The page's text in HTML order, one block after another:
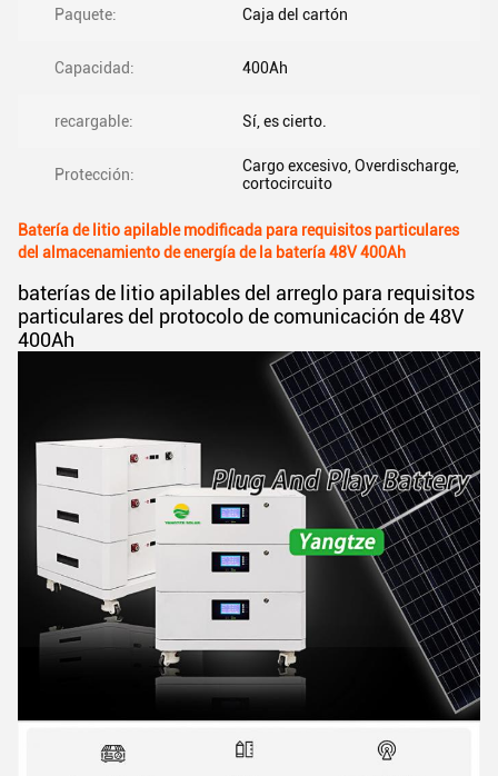
Paquete: Caja del cartón
Capacidad: 400Ah
recargable: Sí, es cierto.
Protección:
Cargo excesivo, Overdischarge,
cortocircuito
Batería de litio apilable modificada para requisitos particulares
del almacenamiento de energía de la batería 48V 400Ah
baterías de litio apilables del arreglo para requisitos
particulares del protocolo de comunicación de 48V
400Ah